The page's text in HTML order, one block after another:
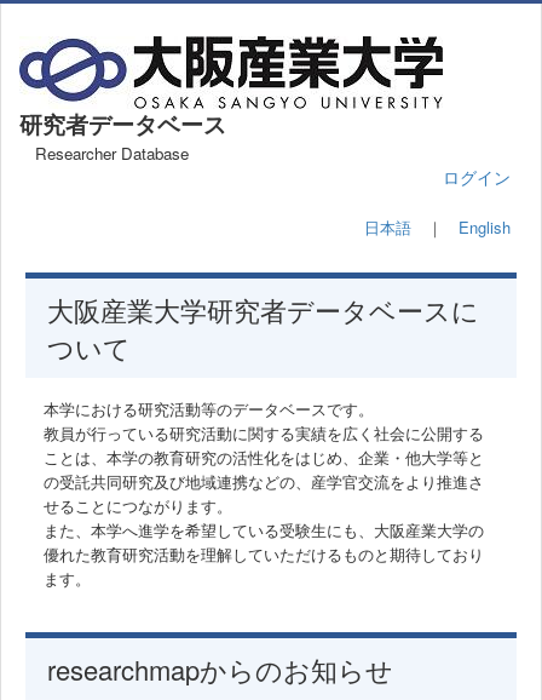
研究者データベース
Researcher Database
ログイン
日本語 ｜ English
大阪産業大学研究者データベースに
ついて
本学における研究活動等のデータベースです。
教員が行っている研究活動に関する実績を広く社会に公開する
ことは、本学の教育研究の活性化をはじめ、企業・他大学等と
の受託共同研究及び地域連携などの、産学官交流をより推進さ
せることにつながります。
また、本学へ進学を希望している受験生にも、大阪産業大学の
優れた教育研究活動を理解していただけるものと期待しており
ます。
researchmapからのお知らせ